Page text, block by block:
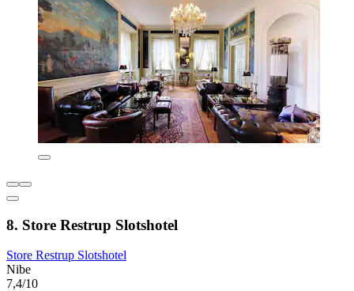
8. Store Restrup Slotshotel
Store Restrup Slotshotel
Nibe
7,4/10